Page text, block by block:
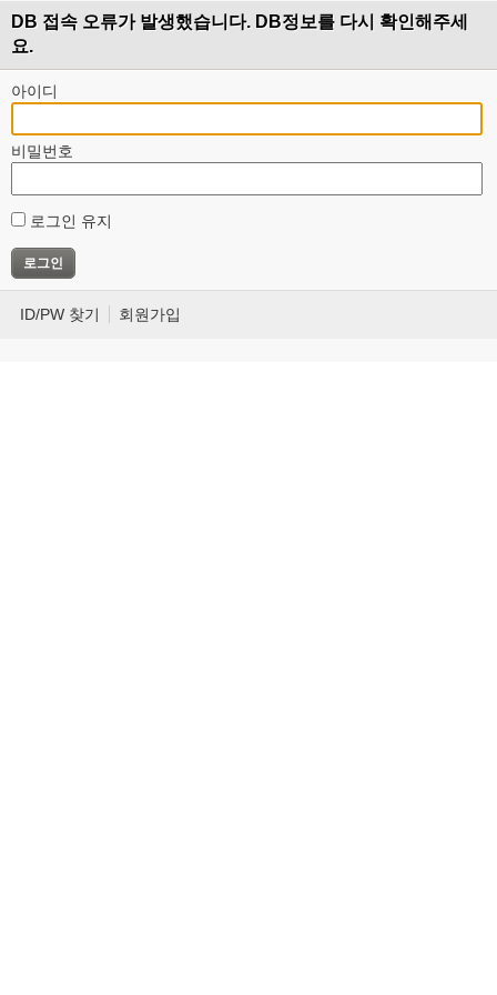
DB 접속 오류가 발생했습니다. DB정보를 다시 확인해주세
요.
아이디
비밀번호
로그인 유지
ID/PW 찾기 회원가입